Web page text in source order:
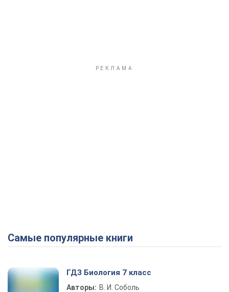
Самые популярные книги
ГДЗ Биология 7 класс
Авторы: В. И. Соболь